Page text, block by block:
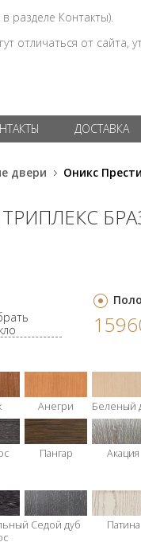
разделе Контакты).
отличаться от сайта,
ДОСТАВКА
двери
Оникс
Анегри Беленый
Пангар Акация
Седой дуб Патина